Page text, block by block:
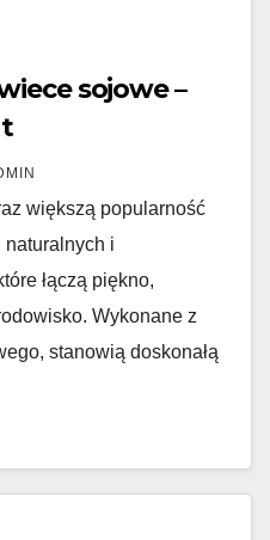
sojowe –
większą popularność
i
łączą piękno,
Wykonane z
stanowią doskonałą